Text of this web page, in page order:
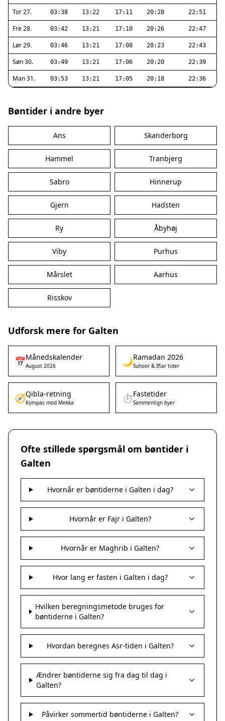
Tor 27. 03:38 13:22 17:11 20:28 22:51
Fre 28. 03:42 13:21 17:10 20:26 22:47
Lør 29. 03:46 13:21 17:08 20:23 22:43
Søn 30. 03:49 13:21 17:06 20:20 22:39
Man 31. 03:53 13:21 17:05 20:18 22:36
Bøntider i andre byer
Ans Skanderborg
Hammel Tranbjerg
Sabro Hinnerup
Gjern Hadsten
Ry Åbyhøj
Viby Purhus
Mårslet Aarhus
Risskov
Udforsk mere for Galten
📅Månedskalender
August 2026 🌙Ramadan 2026
Suhoor & Iftar tider
🧭Qibla-retning
Kompas mod Mekka ⏱️Fastetider
Sammenlign byer
Ofte stillede spørgsmål om bøntider i
Galten
Hvornår er bøntiderne i Galten i dag?
Hvornår er Fajr i Galten?
Hvornår er Maghrib i Galten?
Hvor lang er fasten i Galten i dag?
Hvilken beregningsmetode bruges for
bøntiderne i Galten?
Hvordan beregnes Asr-tiden i Galten?
Ændrer bøntiderne sig fra dag til dag i
Galten?
Påvirker sommertid bøntiderne i Galten?